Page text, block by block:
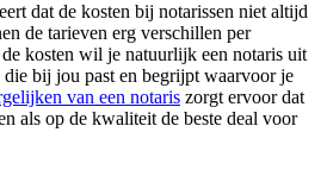
dat de kosten bij notarissen niet altijd
de tarieven erg verschillen per
kosten wil je natuurlijk een notaris uit
bij jou past en begrijpt waarvoor je
van een notaris zorgt ervoor dat
als op de kwaliteit de beste deal voor